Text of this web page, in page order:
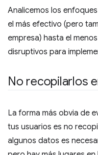
Analicemos los
el más efectivo (pero
empresa) hasta el
disruptivos para
No recopilarlos
La forma más obvia de
tus usuarios es no
algunos datos es